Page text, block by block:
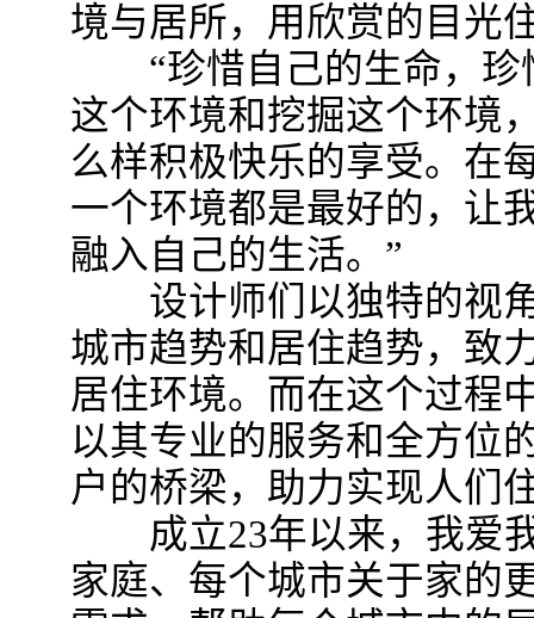
境与居所，用欣赏的目光
“珍惜自己的生命，珍
这个环境和挖掘这个环境
么样积极快乐的享受。在
一个环境都是最好的，让
融入自己的生活。”
设计师们以独特的视角
城市趋势和居住趋势，致
居住环境。而在这个过程
以其专业的服务和全方位
户的桥梁，助力实现人们
成立23年以来，我爱我
家庭、每个城市关于家的